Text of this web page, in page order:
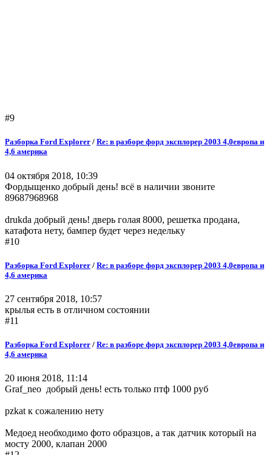
#9
Разборка Ford Explorer / Re: в разборе форд эксплорер 2003 4,0европа и
4,6 америка
04 октября 2018, 10:39
Фордыщенко добрый день! всё в наличии звоните
89687968968
drukda добрый день! дверь голая 8000, решетка продана,
катафота нету, бампер будет через недельку
#10
Разборка Ford Explorer / Re: в разборе форд эксплорер 2003 4,0европа и
4,6 америка
27 сентября 2018, 10:57
крылья есть в отличном состоянии
#11
Разборка Ford Explorer / Re: в разборе форд эксплорер 2003 4,0европа и
4,6 америка
20 июня 2018, 11:14
Graf_neo добрый день! есть только птф 1000 руб
pzkat к сожалению нету
Медоед необходимо фото образцов, а так датчик который на
мосту 2000, клапан 2000